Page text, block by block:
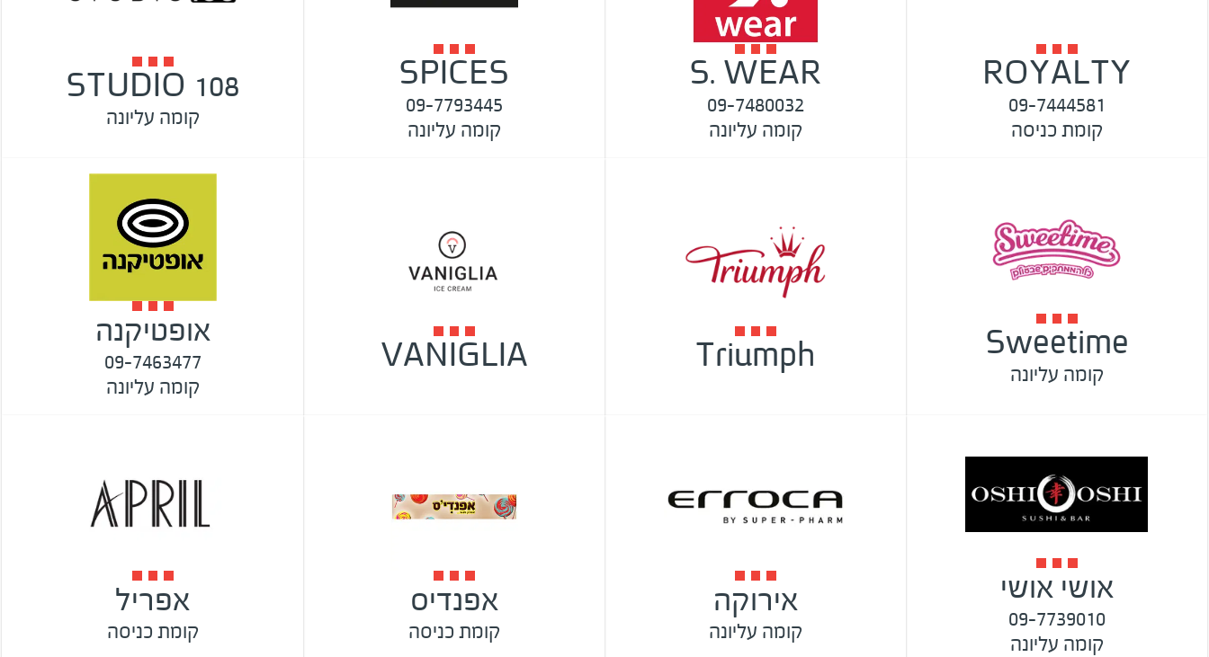
ROYALTY
09-7444581
קומת כניסה
S. WEAR
09-7480032
קומה עליונה
SPICES
09-7793445
קומה עליונה
STUDIO 108
קומה עליונה
Sweetime
קומה עליונה
Triumph
VANIGLIA
אופטיקנה
09-7463477
קומה עליונה
אושי אושי
09-7739010
קומה עליונה
אירוקה
קומה עליונה
אפנדיס
קומת כניסה
אפריל
קומת כניסה